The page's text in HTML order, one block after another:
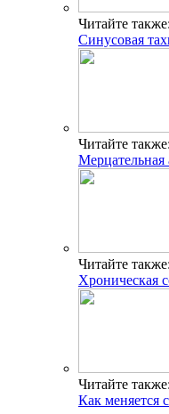
Читайте также:
Синусовая
Читайте также:
Мерцательная
Читайте также:
Хроническая
Читайте также:
Как меняется